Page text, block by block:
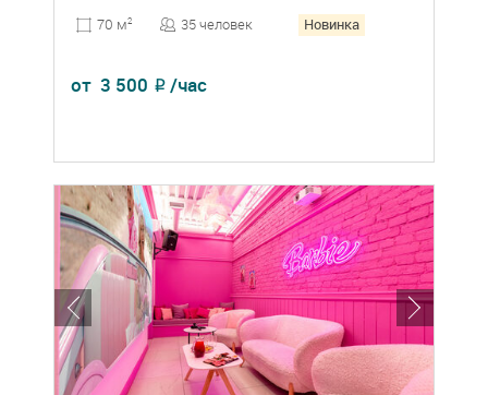
70 м2 35 человек Новинка
от 3 500 ₽ /час